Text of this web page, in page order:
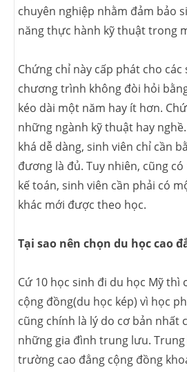
chuyên nghiệp nhằm đảm bảo
năng thực hành kỹ thuật trong
Chứng chỉ này cấp phát cho
chương trình không đòi hỏi
kéo dài một năm hay ít hơn.
những ngành kỹ thuật hay
khá dễ dàng, sinh viên chỉ cần
đương là đủ. Tuy nhiên, cũng
kế toán, sinh viên cần phải có
khác mới được theo học.
Tại sao nên chọn du học cao
Cứ 10 học sinh đi du học Mỹ thì
cộng đồng(du học kép) vì học
cũng chính là lý do cơ bản nhất
những gia đình trung lưu.
trường cao đẳng cộng đồng